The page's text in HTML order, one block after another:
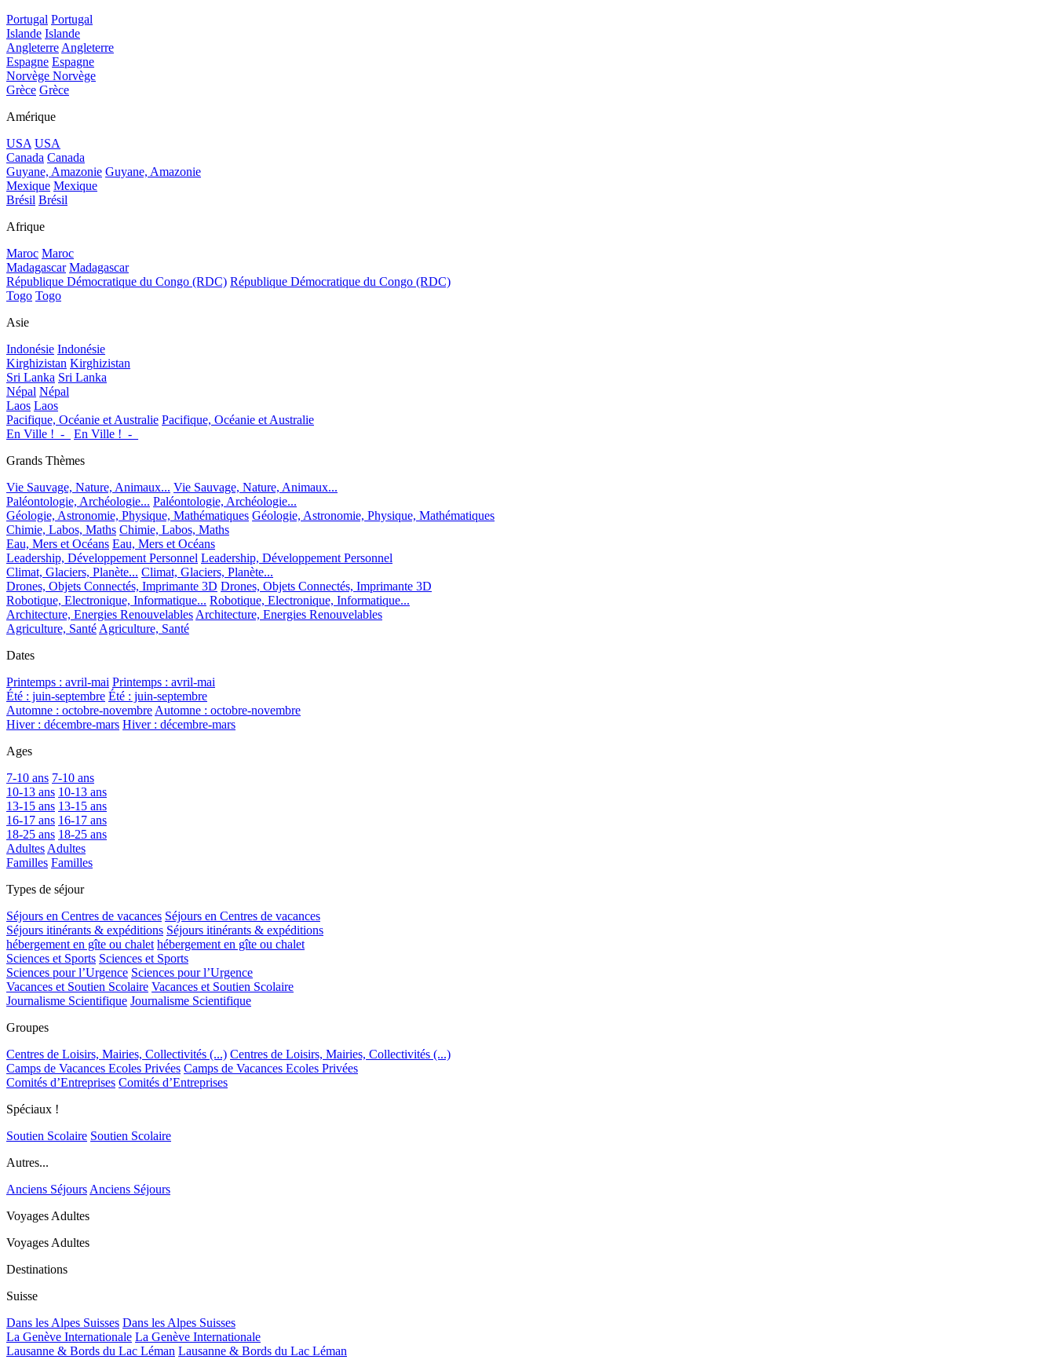
Portugal Portugal
Islande Islande
Angleterre Angleterre
Espagne Espagne
Norvège Norvège
Grèce Grèce
Amérique
USA USA
Canada Canada
Guyane, Amazonie Guyane, Amazonie
Mexique Mexique
Brésil Brésil
Afrique
Maroc Maroc
Madagascar Madagascar
République Démocratique du Congo (RDC) République Démocratique du Congo (RDC)
Togo Togo
Asie
Indonésie Indonésie
Kirghizistan Kirghizistan
Sri Lanka Sri Lanka
Népal Népal
Laos Laos
Pacifique, Océanie et Australie Pacifique, Océanie et Australie
En Ville !_-_
En Ville !_-_
Grands Thèmes
Vie Sauvage, Nature, Animaux... Vie Sauvage, Nature, Animaux...
Paléontologie, Archéologie... Paléontologie, Archéologie...
Géologie, Astronomie, Physique, Mathématiques Géologie, Astronomie, Physique, Mathématiques
Chimie, Labos, Maths Chimie, Labos, Maths
Eau, Mers et Océans Eau, Mers et Océans
Leadership, Développement Personnel Leadership, Développement Personnel
Climat, Glaciers, Planète... Climat, Glaciers, Planète...
Drones, Objets Connectés, Imprimante 3D Drones, Objets Connectés, Imprimante 3D
Robotique, Electronique, Informatique... Robotique, Electronique, Informatique...
Architecture, Energies Renouvelables Architecture, Energies Renouvelables
Agriculture, Santé Agriculture, Santé
Dates
Printemps : avril-mai Printemps : avril-mai
Été : juin-septembre Été : juin-septembre
Automne : octobre-novembre Automne : octobre-novembre
Hiver : décembre-mars Hiver : décembre-mars
Ages
7-10 ans 7-10 ans
10-13 ans 10-13 ans
13-15 ans 13-15 ans
16-17 ans 16-17 ans
18-25 ans 18-25 ans
Adultes Adultes
Familles Familles
Types de séjour
Séjours en Centres de vacances Séjours en Centres de vacances
Séjours itinérants & expéditions Séjours itinérants & expéditions
hébergement en gîte ou chalet hébergement en gîte ou chalet
Sciences et Sports Sciences et Sports
Sciences pour l’Urgence Sciences pour l’Urgence
Vacances et Soutien Scolaire Vacances et Soutien Scolaire
Journalisme Scientifique Journalisme Scientifique
Groupes
Centres de Loisirs, Mairies, Collectivités (...) Centres de Loisirs, Mairies, Collectivités (...)
Camps de Vacances Ecoles Privées Camps de Vacances Ecoles Privées
Comités d’Entreprises Comités d’Entreprises
Spéciaux !
Soutien Scolaire Soutien Scolaire
Autres...
Anciens Séjours Anciens Séjours
Voyages Adultes
Voyages Adultes
Destinations
Suisse
Dans les Alpes Suisses Dans les Alpes Suisses
La Genève Internationale La Genève Internationale
Lausanne & Bords du Lac Léman Lausanne & Bords du Lac Léman